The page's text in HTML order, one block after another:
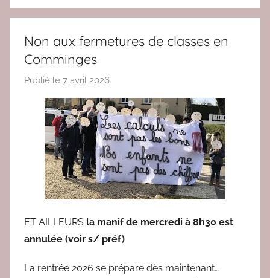
Non aux fermetures de classes en
Comminges
Publié le 7 avril 2026
a
r
r
e
d
a
c
ET AILLEURS la manif de mercredi à 8h30 est
annulée (voir s/ préf)
La rentrée 2026 se prépare dès maintenant…